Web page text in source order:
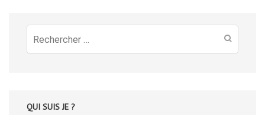
Recherche
pour
QUI SUIS JE ?